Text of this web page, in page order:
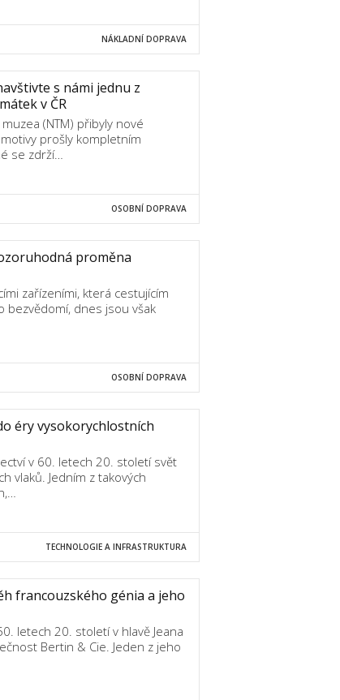
NÁKLADNÍ DOPRAVA
s námi jednu z
v ČR
(NTM) přibyly nové
prošly kompletním
se zdrží…
OSOBNÍ DOPRAVA
proměna
zařízeními, která cestujícím
bezvědomí, dnes jsou však
OSOBNÍ DOPRAVA
éry vysokorychlostních
v 60. letech 20. století svět
vlaků. Jedním z takových
TECHNOLOGIE A INFRASTRUKTURA
francouzského génia a jeho
letech 20. století v hlavě Jeana
Bertin & Cie. Jeden z jeho